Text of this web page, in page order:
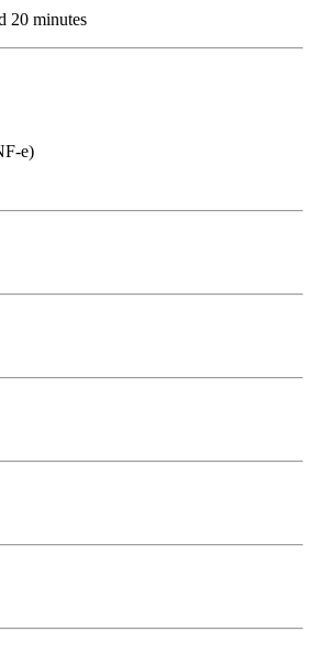
20 minutes
e)